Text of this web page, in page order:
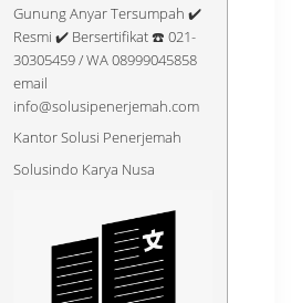
Gunung Anyar Tersumpah ✔️
Resmi ✔️ Bersertifikat ☎️ 021-
30305459 / WA 08999045858
email
info@solusipenerjemah.com
Kantor Solusi Penerjemah
Solusindo Karya Nusa